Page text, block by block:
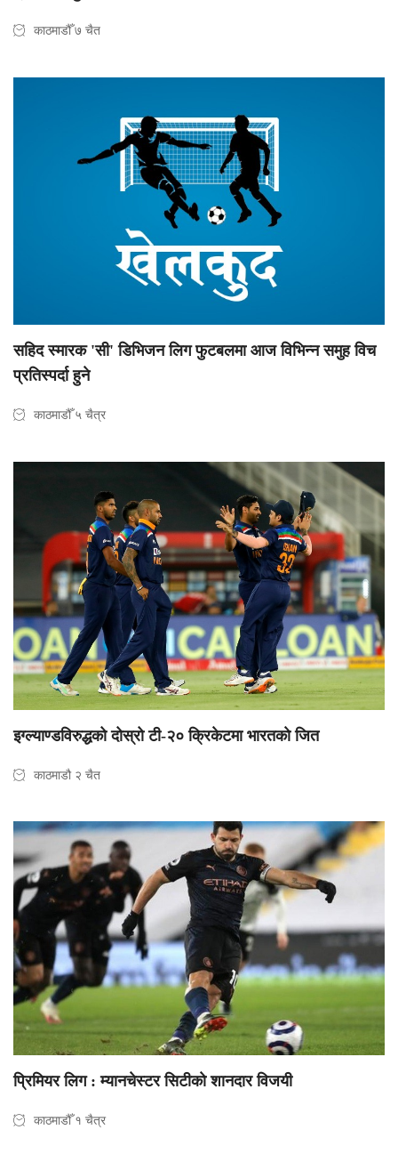
काठमाडौँ ७ चैत
सहिद स्मारक 'सी' डिभिजन लिग फुटबलमा आज विभिन्न समुह विच
प्रतिस्पर्दा हुने
काठमाडौँ ५ चैत्र
इग्ल्याण्डविरुद्धको दोस्रो टी-२० क्रिकेटमा भारतकाे जित
काठमाडौ २ चैत
प्रिमियर लिग : म्यानचेस्टर सिटीकाे शानदार विजयी
काठमाडौँ १ चैत्र